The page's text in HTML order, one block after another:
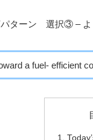
ターン 選択③ – よ
a fuel- efficient